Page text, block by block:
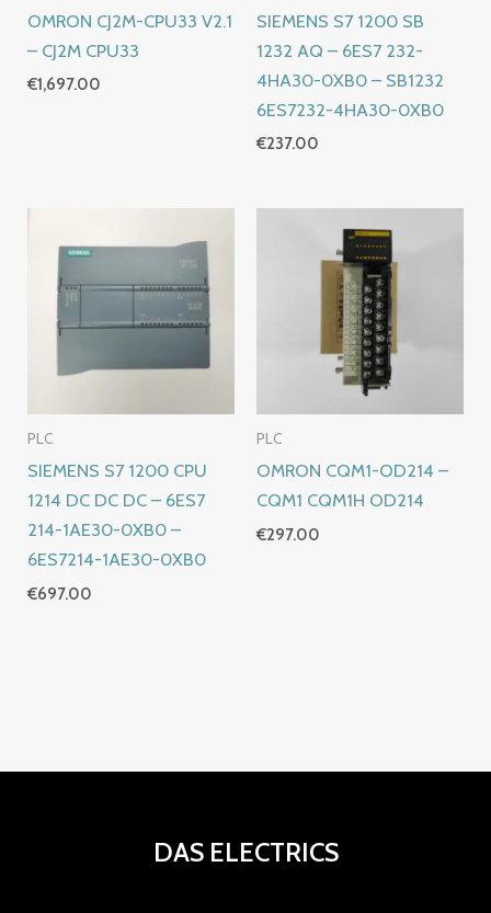
OMRON CJ2M-CPU33 V2.1
– CJ2M CPU33
€1,697.00
SIEMENS S7 1200 SB
1232 AQ – 6ES7 232-
4HA30-0XB0 – SB1232
6ES7232-4HA30-0XB0
€237.00
PLC
SIEMENS S7 1200 CPU
1214 DC DC DC – 6ES7
214-1AE30-0XB0 –
6ES7214-1AE30-0XB0
€697.00
PLC
OMRON CQM1-OD214 –
CQM1 CQM1H OD214
€297.00
DAS ELECTRICS